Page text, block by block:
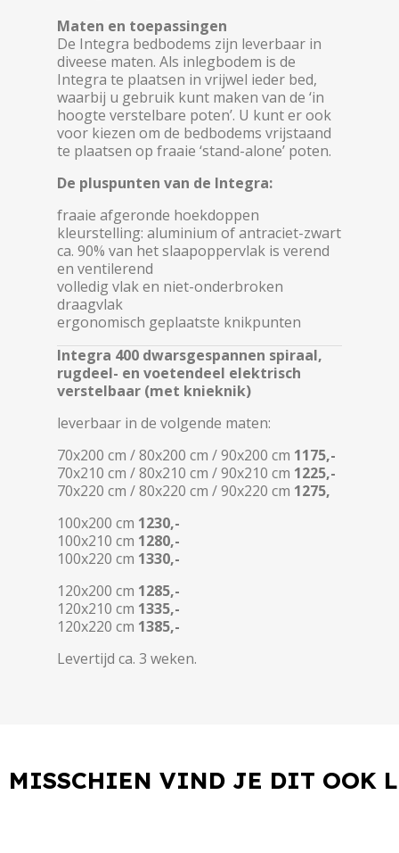
Maten en toepassingen
De Integra bedbodems zijn leverbaar in
diveese maten. Als inlegbodem is de
Integra te plaatsen in vrijwel ieder bed,
waarbij u gebruik kunt maken van de ‘in
hoogte verstelbare poten’. U kunt er ook
voor kiezen om de bedbodems vrijstaand
te plaatsen op fraaie ‘stand-alone’ poten.
De pluspunten van de Integra:
fraaie afgeronde hoekdoppen
kleurstelling: aluminium of antraciet-zwart
ca. 90% van het slaapoppervlak is verend
en ventilerend
volledig vlak en niet-onderbroken
draagvlak
ergonomisch geplaatste knikpunten
Integra 400 dwarsgespannen spiraal,
rugdeel- en voetendeel elektrisch
verstelbaar (met knieknik)
leverbaar in de volgende maten:
70x200 cm / 80x200 cm / 90x200 cm 1175,-
70x210 cm / 80x210 cm / 90x210 cm 1225,-
70x220 cm / 80x220 cm / 90x220 cm 1275,
100x200 cm 1230,-
100x210 cm 1280,-
100x220 cm 1330,-
120x200 cm 1285,-
120x210 cm 1335,-
120x220 cm 1385,-
Levertijd ca. 3 weken.
MISSCHIEN VIND JE DIT OOK